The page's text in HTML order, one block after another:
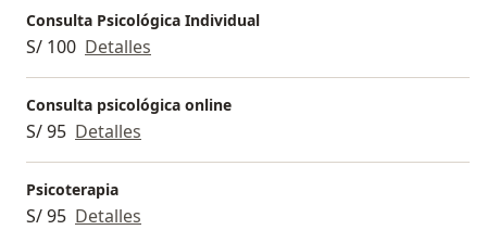
Consulta Psicológica Individual
S/ 100 Detalles
Consulta psicológica online
S/ 95 Detalles
Psicoterapia
S/ 95 Detalles